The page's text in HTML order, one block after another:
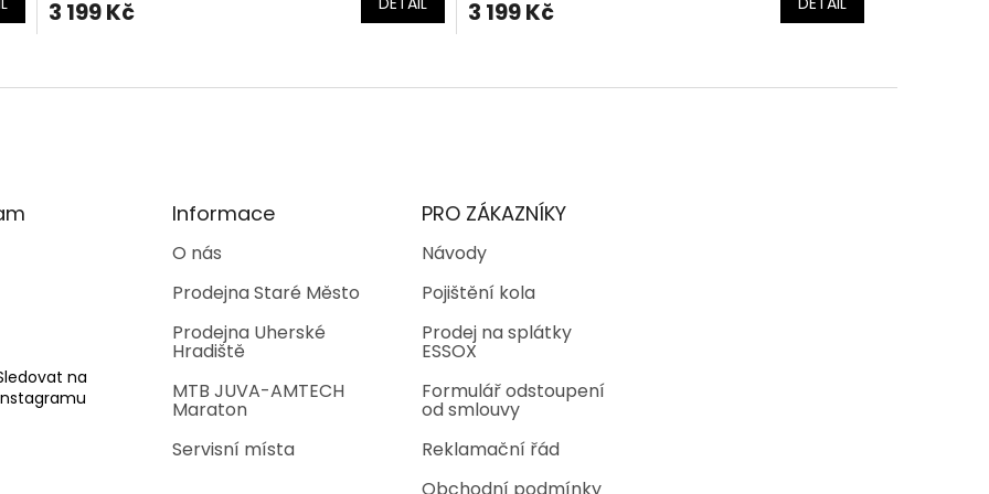
3 199 Kč 3 199 Kč
v
í
k
v
p
i
s
u
na
Informace
O nás
Prodejna Staré Město
Prodejna Uherské
Hradiště
MTB JUVA-AMTECH
Maraton
Servisní místa
PRO ZÁKAZNÍKY
Návody
Pojištění kola
Prodej na splátky
ESSOX
Formulář odstoupení
od smlouvy
Reklamační řád